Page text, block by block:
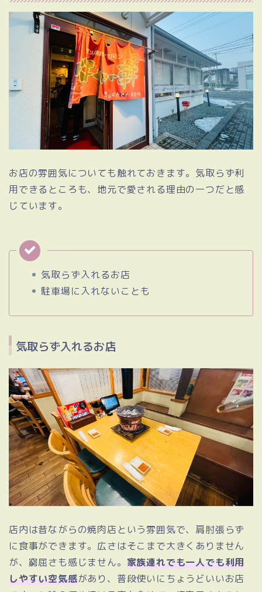
お店の雰囲気についても触れておきます。気取らず利
用できるところも、地元で愛される理由の一つだと感
じています。
気取らず入れるお店
駐車場に入れないことも
気取らず入れるお店
店内は昔ながらの焼肉店という雰囲気で、肩肘張らず
に食事ができます。広さはそこまで大きくありません
が、窮屈さも感じません。 家族連れでも一人でも利用
しやすい空気感があり、普段使いにちょうどいいお店